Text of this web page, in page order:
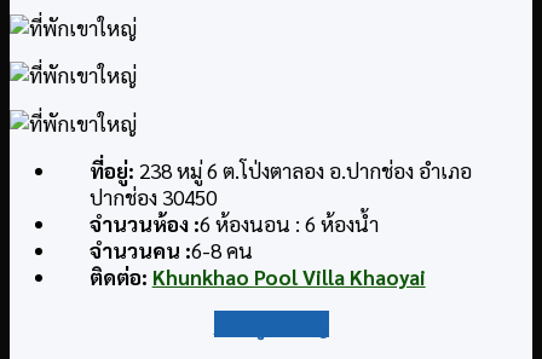
ที่อยู่: 238 หมู่ 6 ต.โป่งตาลอง อ.ปากช่อง อำเภอ
ปากช่อง 30450
จำนวนห้อง :6 ห้องนอน : 6 ห้องน้ำ
จำนวนคน :6-8 คน
ติดต่อ: Khunkhao Pool Villa Khaoyai